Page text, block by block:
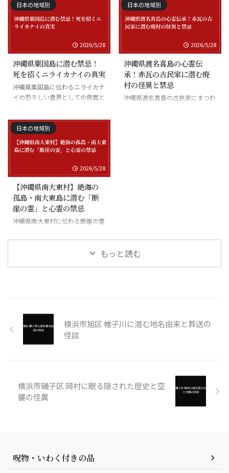
日本の地域別
2026/5/28
沖縄県粟国島に潜む禁忌！
死を招くニライカナイの真実
沖縄県粟国島に伝わるニライカナ
イの恐ろしい霊界としての側面と
日本の地域別
2026/5/28
沖縄県渡名喜島の心霊伝
承！赤瓦の古民家に潜む廃
村の怪異と禁忌
沖縄県渡名喜島の古民家にまつわ
日本の地域別
2026/5/28
【沖縄県南大東村】絶海の
孤島・南大東島に潜む「断
崖の霊」と心霊の禁忌
沖縄県南大東村に伝わる断崖の霊
もっと読む
横浜市旭区 帷子川に潜む地名由来と葬送の
怪談
横浜市磯子区 岡村に眠る隠された歴史と空
襲の怪異
呪物・いわく付きの品